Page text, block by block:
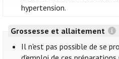
hypertension.
Grossesse et allaitement
Il n'est pas possible de se